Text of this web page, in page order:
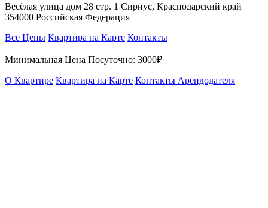
Весёлая улица дом 28 стр. 1 Сириус, Краснодарский край
354000 Российская Федерация
Все Цены Квартира на Карте Контакты
Минимальная Цена Посуточно: 3000₽
О Квартире Квартира на Карте Контакты Арендодателя